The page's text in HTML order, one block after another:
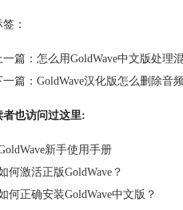
：
一篇：怎么用GoldWave中文版处理
一篇：GoldWave汉化版怎么删除音
者也访问过这里:
新手使用手册
何激活正版GoldWave？
何正确安装GoldWave中文版？